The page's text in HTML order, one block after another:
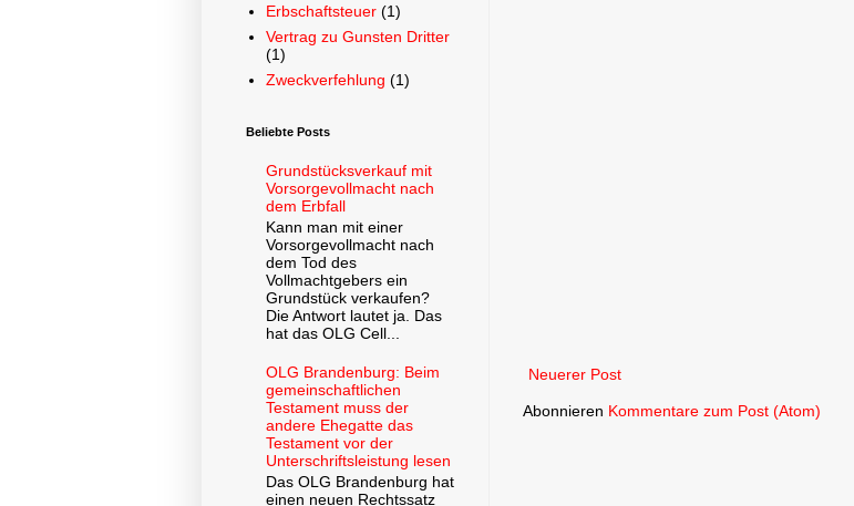
Neuerer Post
Abonnieren Kommentare zum Post (Atom)
Erbschaftsteuer (1)
Vertrag zu Gunsten Dritter
(1)
Zweckverfehlung (1)
Beliebte Posts
Grundstücksverkauf mit
Vorsorgevollmacht nach
dem Erbfall
Kann man mit einer
Vorsorgevollmacht nach
dem Tod des
Vollmachtgebers ein
Grundstück verkaufen?
Die Antwort lautet ja. Das
hat das OLG Cell...
OLG Brandenburg: Beim
gemeinschaftlichen
Testament muss der
andere Ehegatte das
Testament vor der
Unterschriftsleistung lesen
Das OLG Brandenburg hat
einen neuen Rechtssatz